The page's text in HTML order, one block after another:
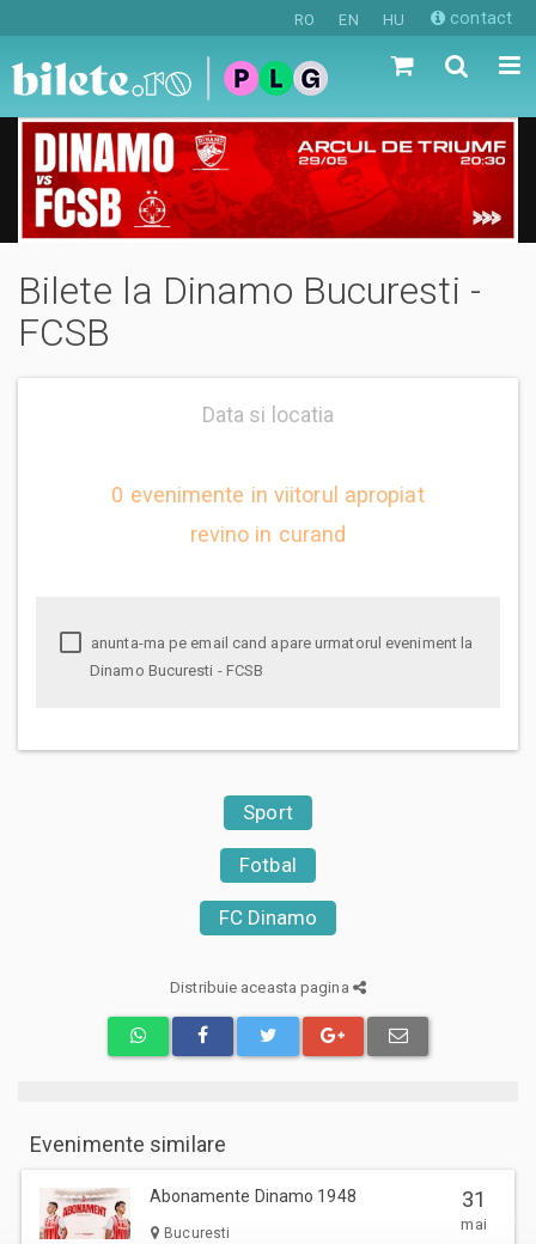
RO EN HU contact
Bilete la Dinamo Bucuresti -
FCSB
Data si locatia
0 evenimente in viitorul apropiat
revino in curand
Dinamo Bucuresti - FCSB
Sport
Fotbal
FC Dinamo
Distribuie aceasta pagina
Evenimente similare
Abonamente Dinamo 1948
Bucuresti
31
mai